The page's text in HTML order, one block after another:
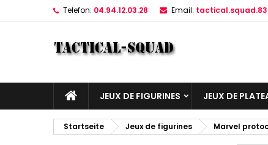
Telefon: 04.94.12.03.28 Email:
JEUX DE FIGURINES JEUX DE
Startseite Jeux de figurines Marvel